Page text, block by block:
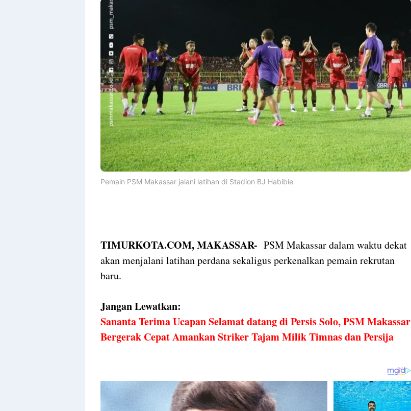
Pemain PSM Makassar jalani latihan di Stadion BJ Habibie
TIMURKOTA.COM, MAKASSAR- PSM Makassar dalam waktu dekat
akan menjalani latihan perdana sekaligus perkenalkan pemain rekrutan
baru.
Jangan Lewatkan:
Sananta Terima Ucapan Selamat datang di Persis Solo, PSM Makassar
Bergerak Cepat Amankan Striker Tajam Milik Timnas dan Persija